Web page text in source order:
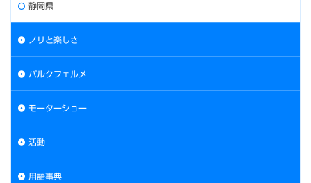
静岡県
ノリと楽しさ
パルクフェルメ
モーターショー
活動
用語事典